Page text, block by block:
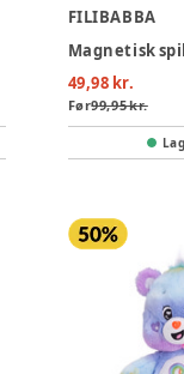
FILIBABBA
Magnetisk
49,98 kr.
Før99,95 kr.